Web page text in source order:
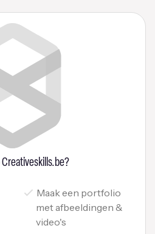
Maak een portfolio
met afbeeldingen &
video's